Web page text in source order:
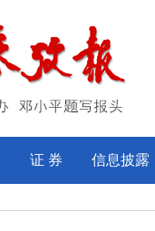
证 券 信息披露